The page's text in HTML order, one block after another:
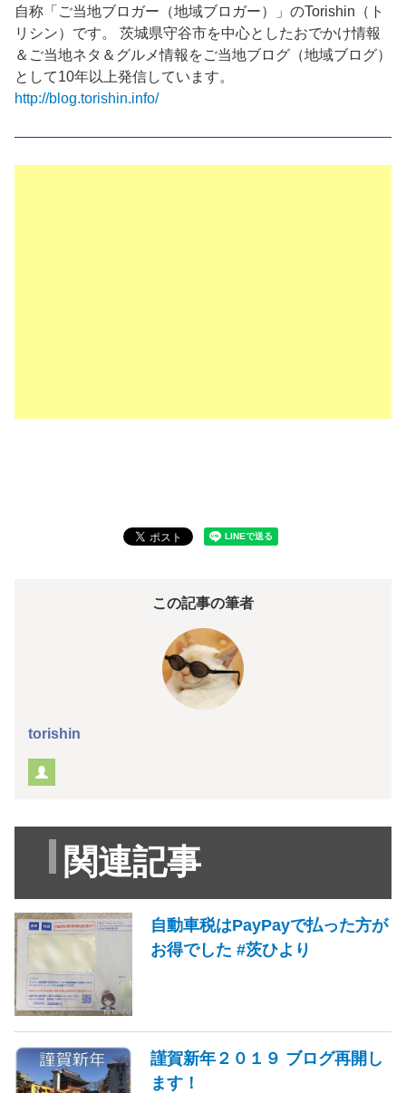
自称「ご当地ブロガー（地域ブロガー）」のTorishin（ト
リシン）です。 茨城県守谷市を中心としたおでかけ情報
＆ご当地ネタ＆グルメ情報をご当地ブログ（地域ブログ）
として10年以上発信しています。
http://blog.torishin.info/
この記事の筆者
torishin
関連記事
自動車税はPayPayで払った方が
お得でした #茨ひより
謹賀新年２０１９ ブログ再開し
ます！